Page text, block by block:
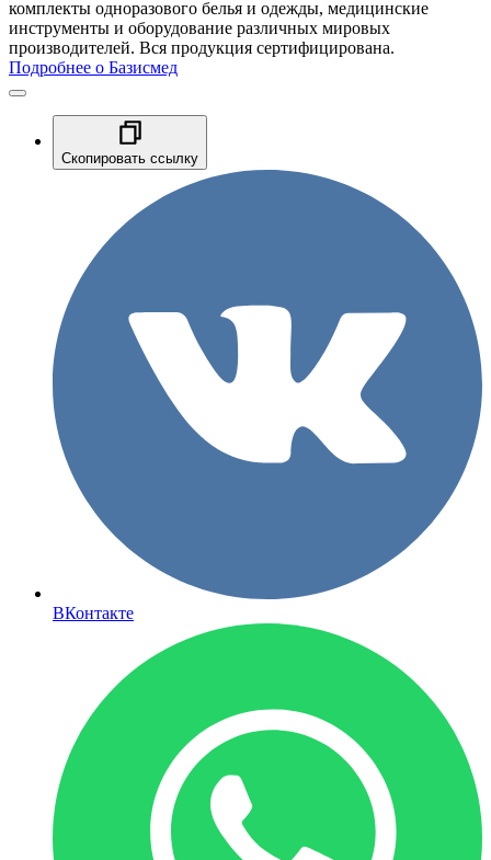
комплекты одноразового белья и одежды, медицинские
инструменты и оборудование различных мировых
производителей. Вся продукция сертифицирована.
Подробнее о Базисмед
Скопировать ссылку
ВКонтакте